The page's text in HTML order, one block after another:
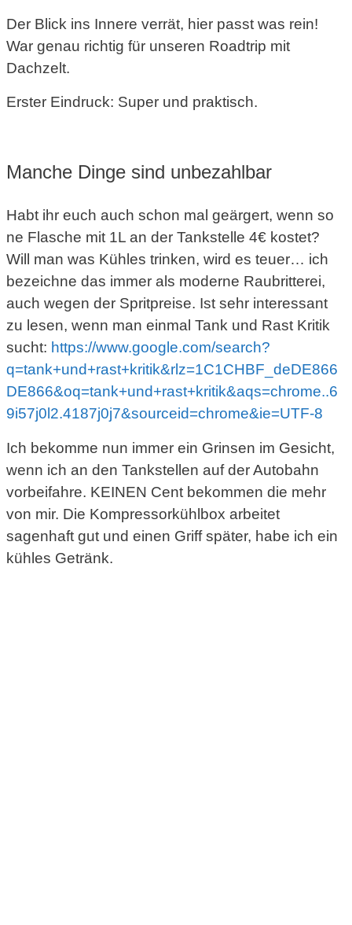
Der Blick ins Innere verrät, hier passt was rein!
War genau richtig für unseren Roadtrip mit
Dachzelt.
Erster Eindruck: Super und praktisch.
Manche Dinge sind unbezahlbar
Habt ihr euch auch schon mal geärgert, wenn so
ne Flasche mit 1L an der Tankstelle 4€ kostet?
Will man was Kühles trinken, wird es teuer… ich
bezeichne das immer als moderne Raubritterei,
auch wegen der Spritpreise. Ist sehr interessant
zu lesen, wenn man einmal Tank und Rast Kritik
sucht: https://www.google.com/search?
q=tank+und+rast+kritik&rlz=1C1CHBF_deDE866
DE866&oq=tank+und+rast+kritik&aqs=chrome..6
9i57j0l2.4187j0j7&sourceid=chrome&ie=UTF-8
Ich bekomme nun immer ein Grinsen im Gesicht,
wenn ich an den Tankstellen auf der Autobahn
vorbeifahre. KEINEN Cent bekommen die mehr
von mir. Die Kompressorkühlbox arbeitet
sagenhaft gut und einen Griff später, habe ich ein
kühles Getränk.